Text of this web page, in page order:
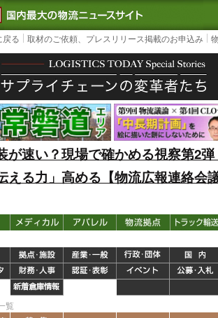
LOGISTICS TODAY｜国内最大の物流ニュ
戻る 取材のご依頼、プレスリリース掲載のお申込み
が速い？現場で確かめる視察第2
える力」高める【物流広報連絡会
覧